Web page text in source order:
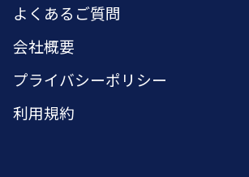
よくあるご質問
会社概要
プライバシーポリシー
利用規約